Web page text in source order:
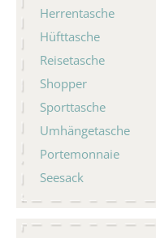
Herrentasche
Hüfttasche
Reisetasche
Shopper
Sporttasche
Umhängetasche
Portemonnaie
Seesack